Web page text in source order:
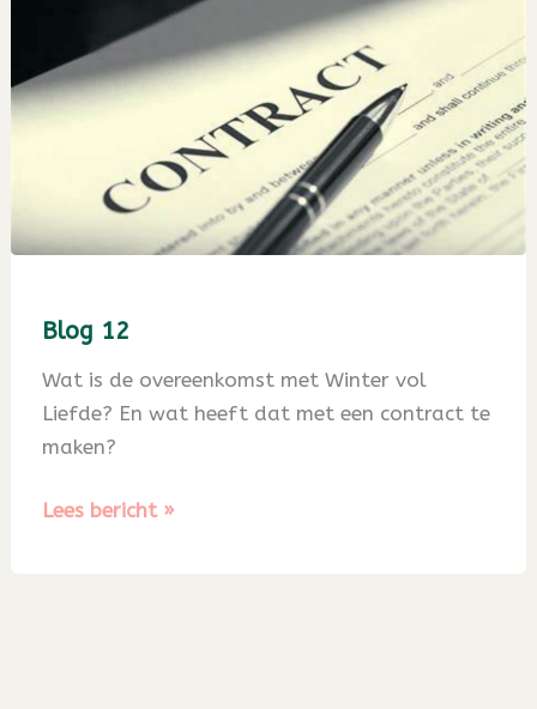
Blog 12
Wat is de overeenkomst met Winter vol
Liefde? En wat heeft dat met een contract te
maken?
Blog
Lees bericht »